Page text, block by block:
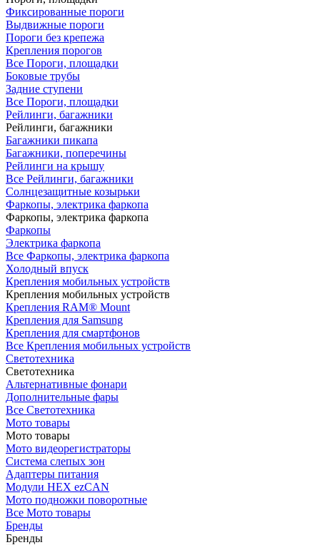
Фиксированные пороги
Выдвижные пороги
Пороги без крепежа
Крепления порогов
Все Пороги, площадки
Боковые трубы
Задние ступени
Все Пороги, площадки
Рейлинги, багажники
Рейлинги, багажники
Багажники пикапа
Багажники, поперечины
Рейлинги на крышу
Все Рейлинги, багажники
Солнцезащитные козырьки
Фаркопы, электрика фаркопа
Фаркопы, электрика фаркопа
Фаркопы
Электрика фаркопа
Все Фаркопы, электрика фаркопа
Холодный впуск
Крепления мобильных устройств
Крепления мобильных устройств
Крепления RAM® Mount
Крепления для Samsung
Крепления для смартфонов
Все Крепления мобильных устройств
Светотехника
Светотехника
Альтернативные фонари
Дополнительные фары
Все Светотехника
Мото товары
Мото товары
Мото видеорегистраторы
Система слепых зон
Адаптеры питания
Модули HEX ezCAN
Мото подножки поворотные
Все Мото товары
Бренды
Бренды